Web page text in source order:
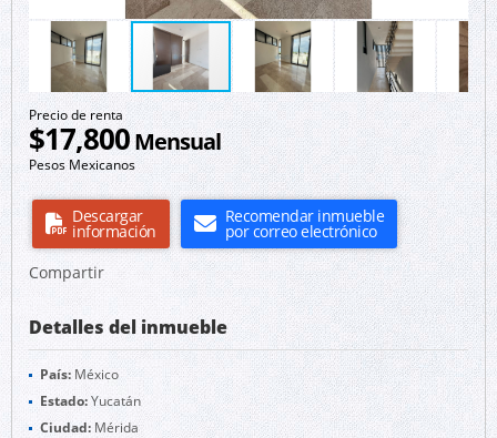
Precio de renta
$17,800Mensual
Pesos Mexicanos
Descargar
información
Recomendar inmueble
por correo electrónico
Compartir
Detalles del inmueble
País: México
Estado:Yucatán
Ciudad: Mérida